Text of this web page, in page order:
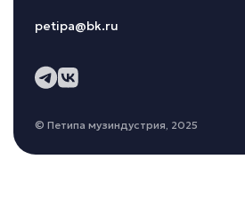
petipa@bk.ru
© Петипа музиндустрия, 2025